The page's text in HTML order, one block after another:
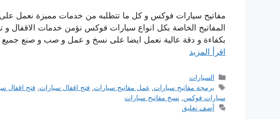
مفاتيح سيارات فوكس و كل ما تتطلبه من خدمات مميزة نعمل على
المفاتيح الخاصة بكل انواع سيارات فوكس نؤمن خدمات الاقفال و
بكفاءة و دقة عالية نعمل ايضا على نسخ و عمل و صب و صنع جميع
اقرأ المزيد
التصنيفات
السيارات
الوسوم
برمجة مفاتيح سيارات, عمل مفاتيح سيارات, فتح اقفال سيارات, فتح اقفال
سيارات فوكس, نسخ مفاتيح سيارات
أضف تعليق